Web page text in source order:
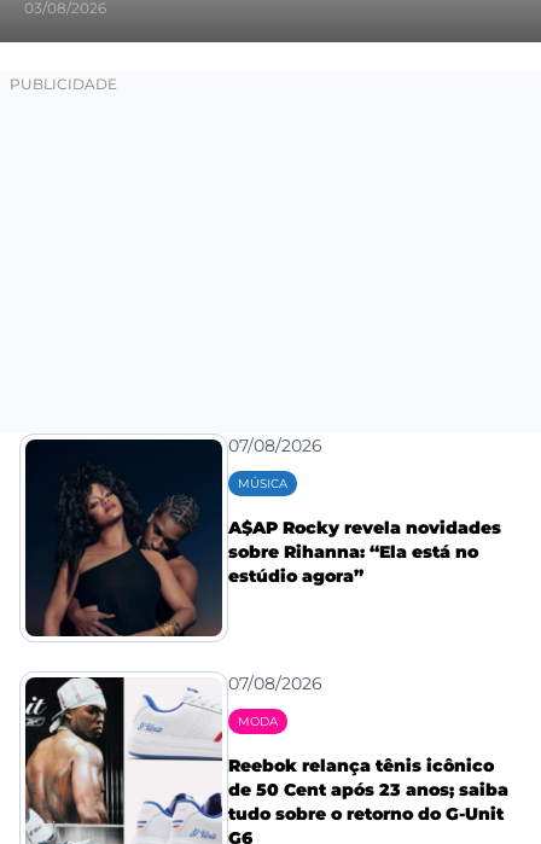
03/08/2026
07/08/2026
MÚSICA
A$AP Rocky revela novidades
sobre Rihanna: “Ela está no
estúdio agora”
07/08/2026
MODA
Reebok relança tênis icônico
de 50 Cent após 23 anos; saiba
tudo sobre o retorno do G-Unit
G6